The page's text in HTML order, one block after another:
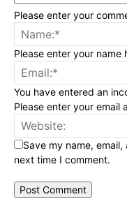
Please enter your
Please enter your name
You have entered an
Please enter your email
Save my name,
next time I comment.